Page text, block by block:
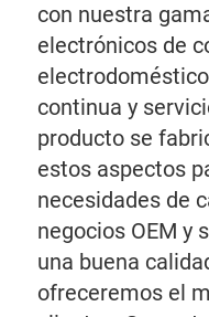
con nuestra
electrónicos de
continua y
producto se
estos aspectos
necesidades de
negocios OEM y
una buena
ofreceremos el